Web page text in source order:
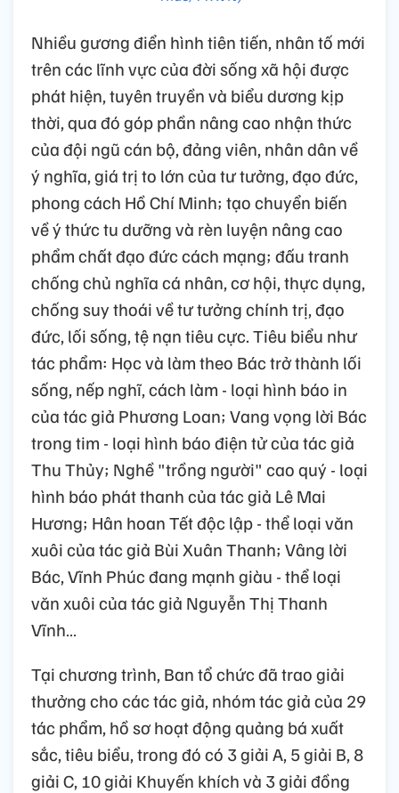
Nhiều gương điển hình tiên tiến, nhân tố mới
trên các lĩnh vực của đời sống xã hội được
phát hiện, tuyên truyền và biểu dương kịp
thời, qua đó góp phần nâng cao nhận thức
của đội ngũ cán bộ, đảng viên, nhân dân về
ý nghĩa, giá trị to lớn của tư tưởng, đạo đức,
phong cách Hồ Chí Minh; tạo chuyển biến
về ý thức tu dưỡng và rèn luyện nâng cao
phẩm chất đạo đức cách mạng; đấu tranh
chống chủ nghĩa cá nhân, cơ hội, thực dụng,
chống suy thoái về tư tưởng chính trị, đạo
đức, lối sống, tệ nạn tiêu cực. Tiêu biểu như
tác phẩm: Học và làm theo Bác trở thành lối
sống, nếp nghĩ, cách làm - loại hình báo in
của tác giả Phương Loan; Vang vọng lời Bác
trong tim - loại hình báo điện tử của tác giả
Thu Thủy; Nghề "trồng người" cao quý - loại
hình báo phát thanh của tác giả Lê Mai
Hương; Hân hoan Tết độc lập - thể loại văn
xuôi của tác giả Bùi Xuân Thanh; Vâng lời
Bác, Vĩnh Phúc đang mạnh giàu - thể loại
văn xuôi của tác giả Nguyễn Thị Thanh
Vĩnh…
Tại chương trình, Ban tổ chức đã trao giải
thưởng cho các tác giả, nhóm tác giả của 29
tác phẩm, hồ sơ hoạt động quảng bá xuất
sắc, tiêu biểu, trong đó có 3 giải A, 5 giải B, 8
giải C, 10 giải Khuyến khích và 3 giải đồng